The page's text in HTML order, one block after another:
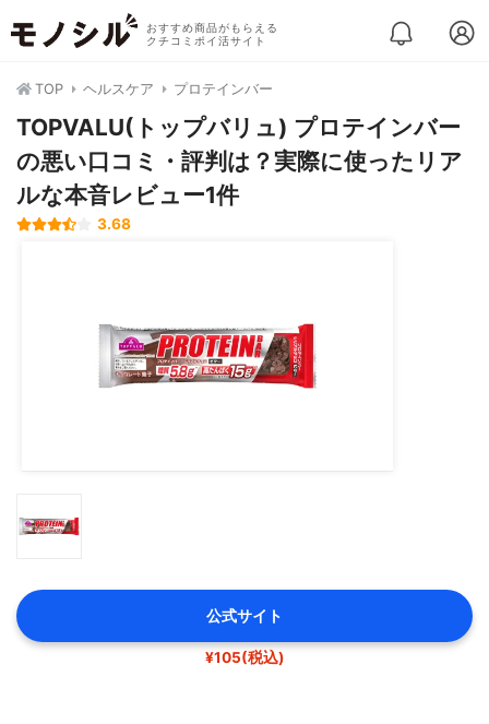
おすすめ商品がもらえる
クチコミポイ活サイト
TOP ヘルスケア プロテインバー
TOPVALU(トップバリュ) プロテインバー
の悪い口コミ・評判は？実際に使ったリア
ルな本音レビュー1件
3.68
公式サイト
¥105(税込)